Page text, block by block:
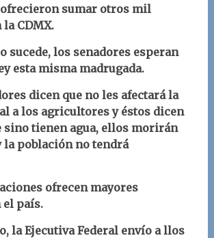
ofrecieron sumar otros mil
CDMX.
sucede, los senadores esperan
esta misma madrugada.
dicen que no les afectará la
a los agricultores y éstos dicen
sino tienen agua, ellos morirán
la población no tendrá
ofrecen mayores
el país.
la Ejecutiva Federal envío a llos